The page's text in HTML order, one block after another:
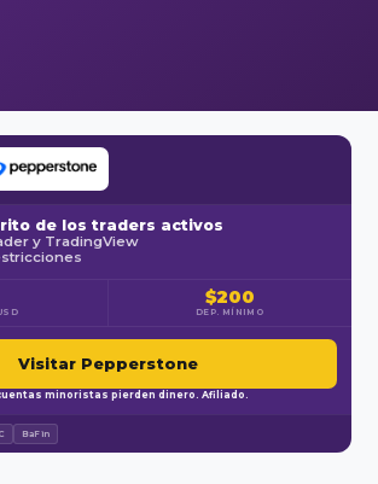
de los traders activos
y TradingView
$200
DEP. MÍNIMO
Visitar Pepperstone
minoristas pierden dinero. Afiliado.
BaFin